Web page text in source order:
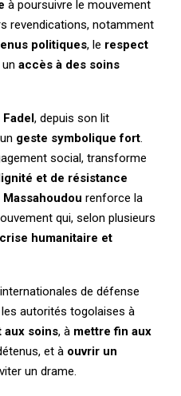
à poursuivre le mouvement
revendications, notamment
politiques, le respect
accès à des soins
Fadel, depuis son lit
geste symbolique fort
social, transforme
et de résistance
Massahoudou renforce la
qui, selon plusieurs
humanitaire et
de défense
autorités togolaises à
aux soins, à mettre fin aux
et à ouvrir un
un drame.